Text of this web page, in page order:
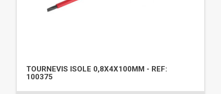
TOURNEVIS ISOLE 0,8X4X100MM - REF:
100375